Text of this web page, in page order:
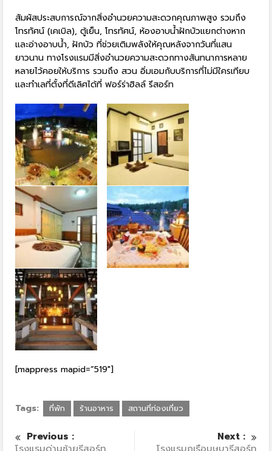
สัมผัสประสบการณ์จากสิ่งอำนวยความสะดวกคุณภาพสูง รวมถึง
โทรทัศน์ (เคเบิล), ตู้เย็น, โทรทัศน์, ห้องอาบน้ำฝักบัวแยกต่างหาก
และอ่างอาบน้ำ, ฝักบัว ที่ช่วยเติมพลังให้คุณหลังจากวันที่แสน
ยาวนาน ทางโรงแรมมีสิ่งอำนวยความสะดวกทางสันทนาการหลาย
หลายไว้คอยให้บริการ รวมถึง สวน อิ่มเอมกับบริการที่ไม่มีใครเทียบ
และทำเลที่ตั้งที่ดีเลิศได้ที่ ฟอร์ร่าฮิลล์ รีสอร์ท
[mappress mapid=”519″]
Tags: ที่พัก ร้านอาหาร สถานที่ท่องเที่ยว
Previous :
Next :